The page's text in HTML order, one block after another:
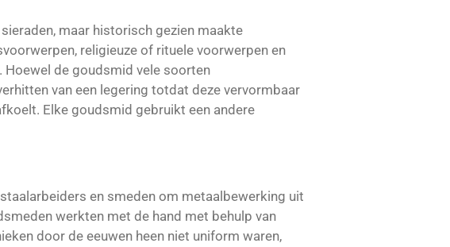
maar historisch gezien maakte
religieuze of rituele voorwerpen en
de goudsmid vele soorten
van een legering totdat deze vervormbaar
Elke goudsmid gebruikt een andere
en smeden om metaalbewerking uit
werkten met de hand met behulp van
door de eeuwen heen niet uniform waren,